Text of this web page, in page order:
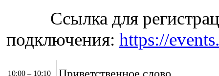
Ссылка для
подключения: https://
10:00 – 10:10 Приветственное слово